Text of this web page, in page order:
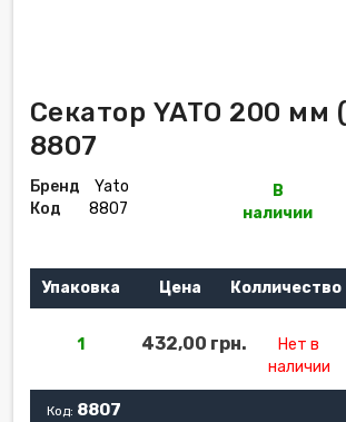
Секатор YATO 200 мм
8807
Бренд
Yato
Код
8807
В
наличии
Упаковка Цена Колличество
1 432,00 грн.
Нет в
наличии
Код: 8807